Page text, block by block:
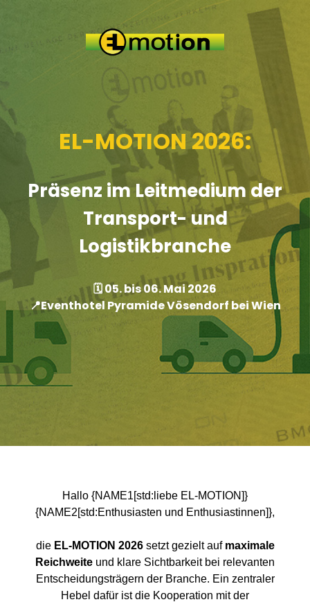
EL-MOTION 2026:
Präsenz im Leitmedium der
Transport- und
Logistikbranche
🗓️ 05. bis 06. Mai 2026
📍Eventhotel Pyramide Vösendorf bei Wien
Hallo {NAME1[std:liebe EL-MOTION]}
{NAME2[std:Enthusiasten und Enthusiastinnen]},
die EL-MOTION 2026setzt gezielt auf maximale
Reichweite und klare Sichtbarkeit bei relevanten
Entscheidungsträgern der Branche. Ein zentraler
Hebel dafür ist die Kooperation mit der